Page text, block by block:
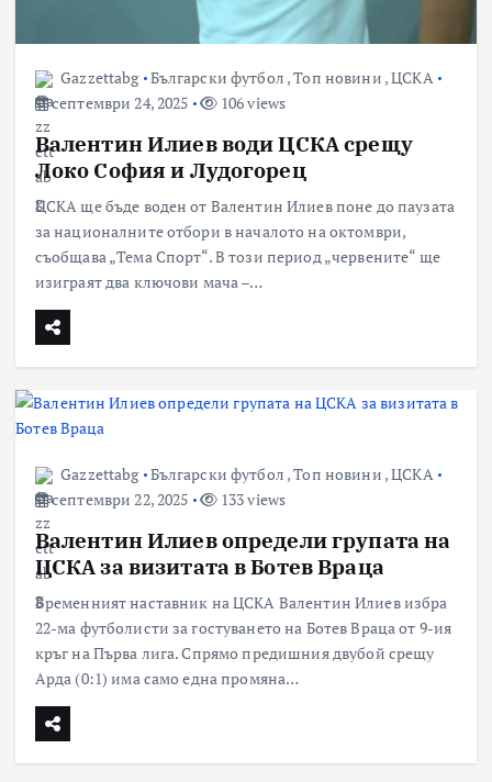
Gazzettabg Български футбол ,Топ новини ,ЦСКА
септември 24, 2025
106 views
Валентин Илиев води ЦСКА срещу
Локо София и Лудогорец
ЦСКА ще бъде воден от Валентин Илиев поне до паузата
за националните отбори в началото на октомври,
съобщава „Тема Спорт“. В този период „червените“ ще
изиграят два ключови мача –…
Gazzettabg Български футбол ,Топ новини ,ЦСКА
септември 22, 2025
133 views
Валентин Илиев определи групата на
ЦСКА за визитата в Ботев Враца
Временният наставник на ЦСКА Валентин Илиев избра
22-ма футболисти за гостуването на Ботев Враца от 9-ия
кръг на Първа лига. Спрямо предишния двубой срещу
Арда (0:1) има само една промяна…